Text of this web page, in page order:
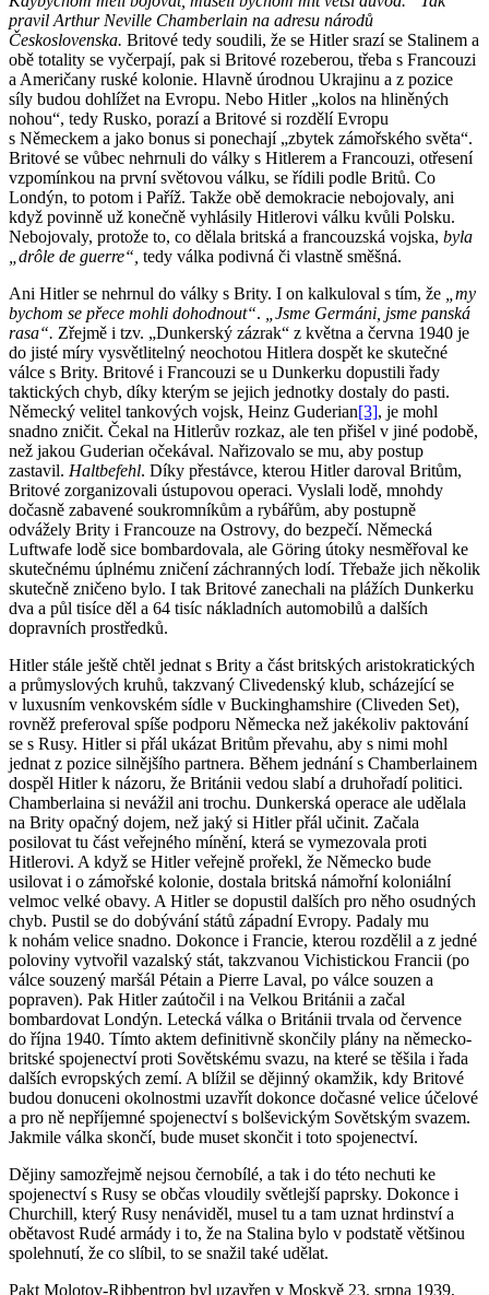
pravil Arthur Neville Chamberlain na adresu národů
Československa. Britové tedy soudili, že se Hitler srazí se Stalinem a
obě totality se vyčerpají, pak si Britové rozeberou, třeba s Francouzi
a Američany ruské kolonie. Hlavně úrodnou Ukrajinu a z pozice
síly budou dohlížet na Evropu. Nebo Hitler „kolos na hliněných
nohou“, tedy Rusko, porazí a Britové si rozdělí Evropu
s Německem a jako bonus si ponechají „zbytek zámořského světa“.
Britové se vůbec nehrnuli do války s Hitlerem a Francouzi, otřesení
vzpomínkou na první světovou válku, se řídili podle Britů. Co
Londýn, to potom i Paříž. Takže obě demokracie nebojovaly, ani
když povinně už konečně vyhlásily Hitlerovi válku kvůli Polsku.
Nebojovaly, protože to, co dělala britská a francouzská vojska, byla
„drôle de guerre“, tedy válka podivná či vlastně směšná.
Ani Hitler se nehrnul do války s Brity. I on kalkuloval s tím, že
„my
bychom se přece mohli dohodnout“.
„Jsme Germáni, jsme panská
rasa“. Zřejmě i tzv. „Dunkerský zázrak“ z května a června 1940 je
do jisté míry vysvětlitelný neochotou Hitlera dospět ke skutečné
válce s Brity. Britové i Francouzi se u Dunkerku dopustili řady
taktických chyb, díky kterým se jejich jednotky dostaly do pasti.
Německý velitel tankových vojsk, Heinz Guderian[3], je mohl
snadno zničit. Čekal na Hitlerův rozkaz, ale ten přišel v jiné podobě,
než jakou Guderian očekával. Nařizovalo se mu, aby postup
zastavil. Haltbefehl. Díky přestávce, kterou Hitler daroval Britům,
Britové zorganizovali ústupovou operaci. Vyslali lodě, mnohdy
dočasně zabavené soukromníkům a rybářům, aby postupně
odvážely Brity i Francouze na Ostrovy, do bezpečí. Německá
Luftwafe lodě sice bombardovala, ale Göring útoky nesměřoval ke
skutečnému úplnému zničení záchranných lodí. Třebaže jich několik
skutečně zničeno bylo. I tak Britové zanechali na plážích Dunkerku
dva a půl tisíce děl a 64 tisíc nákladních automobilů a dalších
dopravních prostředků.
Hitler stále ještě chtěl jednat s Brity a část britských aristokratických
a průmyslových kruhů, takzvaný Clivedenský klub, scházející se
v luxusním venkovském sídle v Buckinghamshire (Cliveden Set),
rovněž preferoval spíše podporu Německa než jakékoliv paktování
se s Rusy. Hitler si přál ukázat Britům převahu, aby s nimi mohl
jednat z pozice silnějšího partnera. Během jednání s Chamberlainem
dospěl Hitler k názoru, že Británii vedou slabí a druhořadí politici.
Chamberlaina si nevážil ani trochu. Dunkerská operace ale udělala
na Brity opačný dojem, než jaký si Hitler přál učinit. Začala
posilovat tu část veřejného mínění, která se vymezovala proti
Hitlerovi. A když se Hitler veřejně prořekl, že Německo bude
usilovat i o zámořské kolonie, dostala britská námořní koloniální
velmoc velké obavy. A Hitler se dopustil dalších pro něho osudných
chyb. Pustil se do dobývání států západní Evropy. Padaly mu
k nohám velice snadno. Dokonce i Francie, kterou rozdělil a z jedné
poloviny vytvořil vazalský stát, takzvanou Vichistickou Francii (po
válce souzený maršál Pétain a Pierre Laval, po válce souzen a
popraven). Pak Hitler zaútočil i na Velkou Británii a začal
bombardovat Londýn. Letecká válka o Británii trvala od července
do října 1940. Tímto aktem definitivně skončily plány na německo-
britské spojenectví proti Sovětskému svazu, na které se těšila i řada
dalších evropských zemí. A blížil se dějinný okamžik, kdy Britové
budou donuceni okolnostmi uzavřít dokonce dočasné velice účelové
a pro ně nepříjemné spojenectví s bolševickým Sovětským svazem.
Jakmile válka skončí, bude muset skončit i toto spojenectví.
Dějiny samozřejmě nejsou černobílé, a tak i do této nechuti ke
spojenectví s Rusy se občas vloudily světlejší paprsky. Dokonce i
Churchill, který Rusy nenáviděl, musel tu a tam uznat hrdinství a
obětavost Rudé armády i to, že na Stalina bylo v podstatě většinou
spolehnutí, že co slíbil, to se snažil také udělat.
Pakt Molotov-Ribbentrop byl uzavřen v Moskvě 23. srpna 1939,